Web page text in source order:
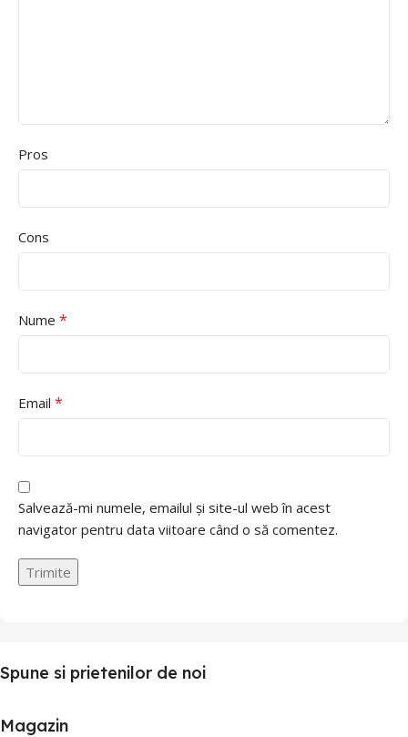
Pros
Cons
Nume *
Email *
Salvează-mi numele, emailul și site-ul web în acest
navigator pentru data viitoare când o să comentez.
Spune si prietenilor de noi
Magazin